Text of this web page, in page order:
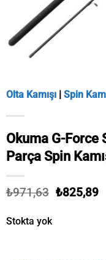
Olta Kamışı | Spin
Okuma G-Force
Parça Spin
₺971,63 Orijinal
₺825,89Şu
Stokta yok